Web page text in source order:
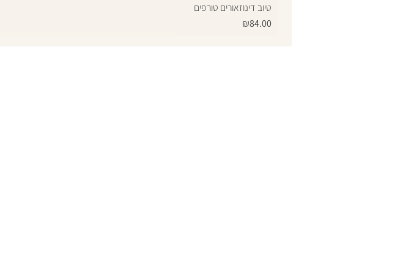
טיוב דינוזאורים טורפים
Price
₪84.00